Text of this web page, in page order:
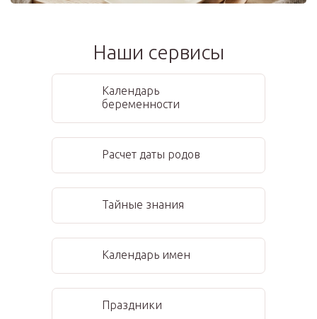
Наши сервисы
Календарь
беременности
Расчет даты родов
Тайные знания
Календарь имен
Праздники